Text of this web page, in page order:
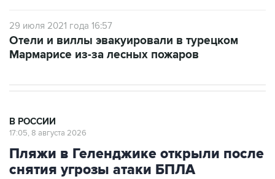
29 июля 2021 года 16:57
Отели и виллы эвакуировали в турецком
Мармарисе из-за лесных пожаров
В РОССИИ
17:05, 8 августа 2026
Пляжи в Геленджике открыли после
снятия угрозы атаки БПЛА